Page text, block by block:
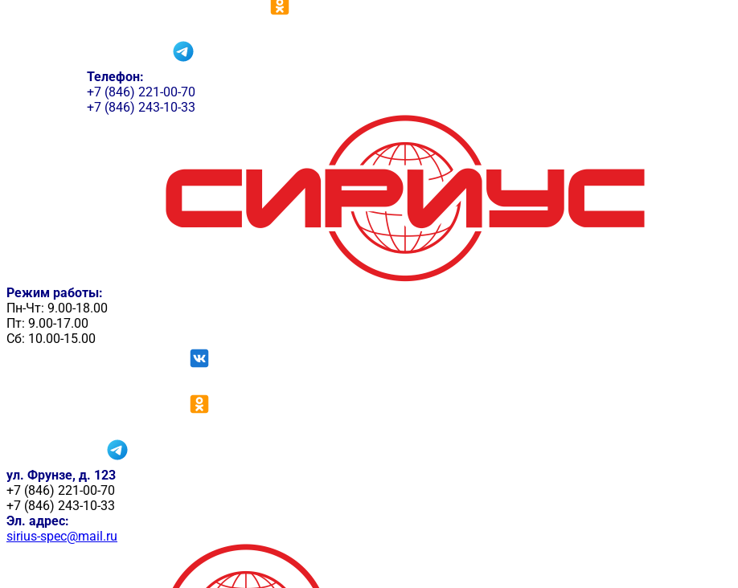
Телефон:
+7 (846) 221-00-70
+7 (846) 243-10-33
Режим работы:
Пн-Чт: 9.00-18.00
Пт: 9.00-17.00
Сб: 10.00-15.00
ул. Фрунзе, д. 123
+7 (846) 221-00-70
+7 (846) 243-10-33
Эл. адрес:
sirius-spec@mail.ru